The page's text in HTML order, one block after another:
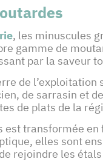
, les minuscules
gamme de
par la saveur
de l’exploitation
de sarrasin et
de plats de la
transformée
elles sont
rejoindre les